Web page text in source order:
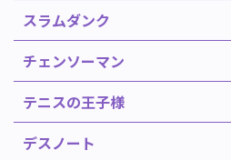
スラムダンク
チェンソーマン
テニスの王子様
デスノート